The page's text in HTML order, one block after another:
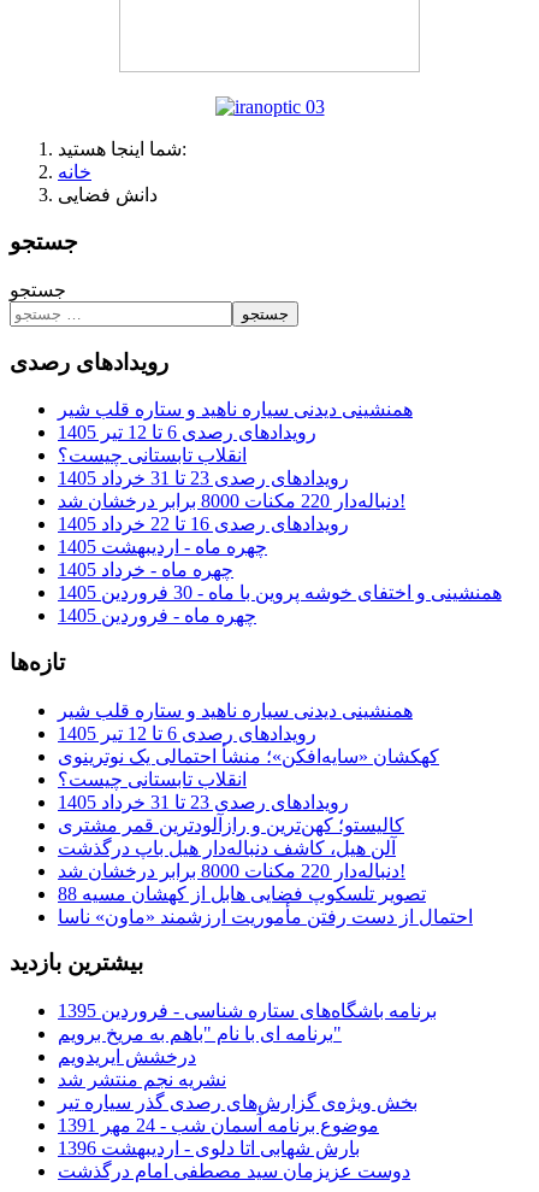
شما اینجا هستید:
خانه
دانش فضایی
جستجو
جستجو
جستجو
رویدادهای رصدی
همنشینی دیدنی سیاره ناهید و ستاره قلب شیر
رویدادهای رصدی 6 تا 12 تیر 1405
انقلاب تابستانی چیست؟
رویدادهای رصدی 23 تا 31 خرداد 1405
دنباله‌دار 220 مکنات 8000 برابر درخشان شد!
رویدادهای رصدی 16 تا 22 خرداد 1405
چهره ماه - اردیبهشت 1405
چهره ماه - خرداد 1405
همنشینی و اختفای خوشه پروین با ماه - 30 فروردین 1405
چهره ماه - فروردین 1405
تازه‌ها
همنشینی دیدنی سیاره ناهید و ستاره قلب شیر
رویدادهای رصدی 6 تا 12 تیر 1405
کهکشان «سایه‌افکن»؛ منشأ احتمالی یک نوترینوی
انقلاب تابستانی چیست؟
رویدادهای رصدی 23 تا 31 خرداد 1405
کالیستو؛ کهن‌ترین و رازآلودترین قمر مشتری
آلن هیل، کاشف دنباله‌دار هیل باپ درگذشت
دنباله‌دار 220 مکنات 8000 برابر درخشان شد!
تصویر تلسکوپ فضایی هابل از کهشان مسیه 88
احتمال از دست رفتن مأموریت ارزشمند «ماون» ناسا
بیشترین بازدید
برنامه باشگاه‌های ستاره شناسی - فروردین 1395
برنامه ای با نام "باهم به مریخ برویم"
درخشش ایریدویم
نشریه نجم منتشر شد
بخش ویژه‌ی گزارش‌های رصدی گذر سیاره تیر
موضوع برنامه آسمان شب - 24 مهر 1391
بارش شهابی اتا دلوی - اردیبهشت 1396
دوست عزیزمان سید مصطفی امام درگذشت